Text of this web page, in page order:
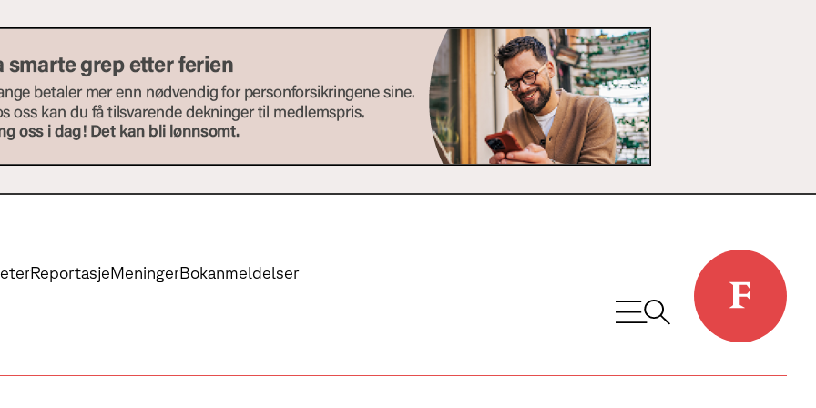
ReportasjeMeningerBokanmeldelser